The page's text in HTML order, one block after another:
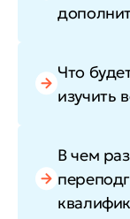
Что
изучить
В чем